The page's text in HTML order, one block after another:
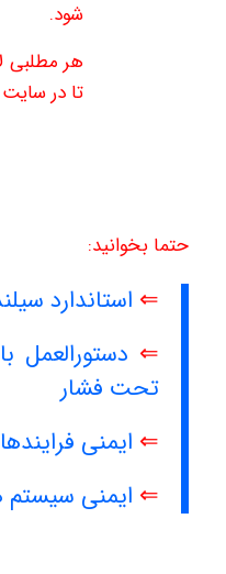
شود.
هر مطلبی
تا در سایت
حتما بخوانید:
⇐ استاندارد
⇐ دستورالعمل
تحت فشار
⇐ ایمنی
⇐ ایمنی